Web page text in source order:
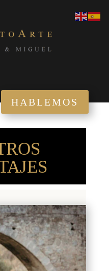
HABLEMOS